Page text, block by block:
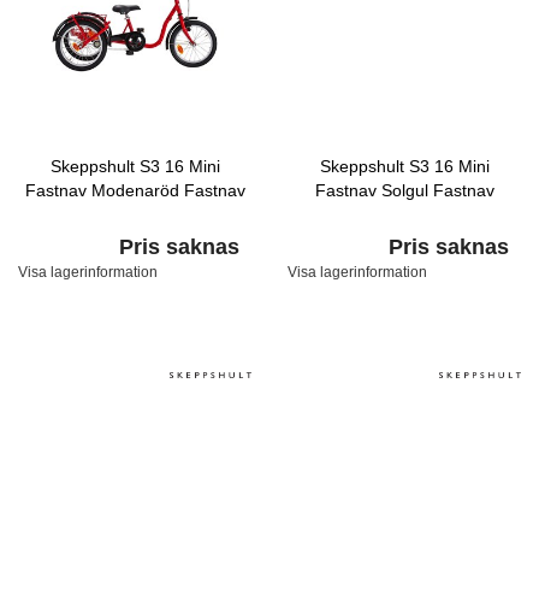
Skeppshult S3 16 Mini
Fastnav Modenaröd Fastnav
Pris saknas
Visa lagerinformation
Skeppshult S3 16 Mini
Fastnav Solgul Fastnav
Pris saknas
Visa lagerinformation